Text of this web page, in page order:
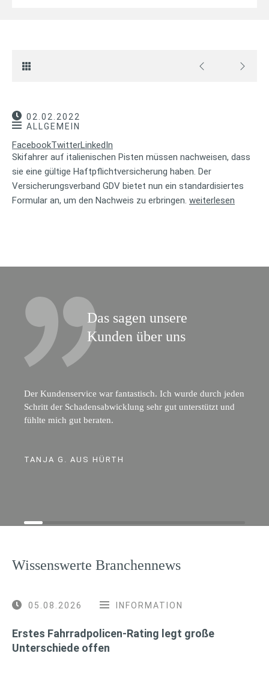
02.02.2022
ALLGEMEIN
FacebookTwitterLinkedIn
Skifahrer auf italienischen Pisten müssen nachweisen, dass
sie eine gültige Haftpflichtversicherung haben. Der
Versicherungsverband GDV bietet nun ein standardisiertes
Formular an, um den Nachweis zu erbringen. weiterlesen
Das sagen unsere
Kunden über uns
Der Kundenservice war fantastisch. Ich wurde durch jeden
Schritt der Schadensabwicklung sehr gut unterstützt und
fühlte mich gut beraten.
TANJA G. AUS HÜRTH
Wissenswerte Branchennews
05.08.2026 INFORMATION
Erstes Fahrradpolicen-Rating legt große
Unterschiede offen